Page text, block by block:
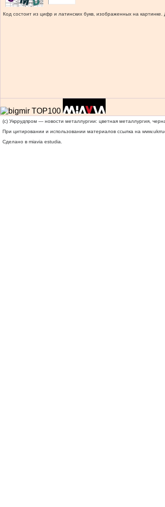
Код состоит из цифр и латинских букв, изображенных на картинке.
(c) Укррудпром — новости металлургии: цветная металлургия,
При цитировании и использовании материалов ссылка на
Сделано в miavia estudia.